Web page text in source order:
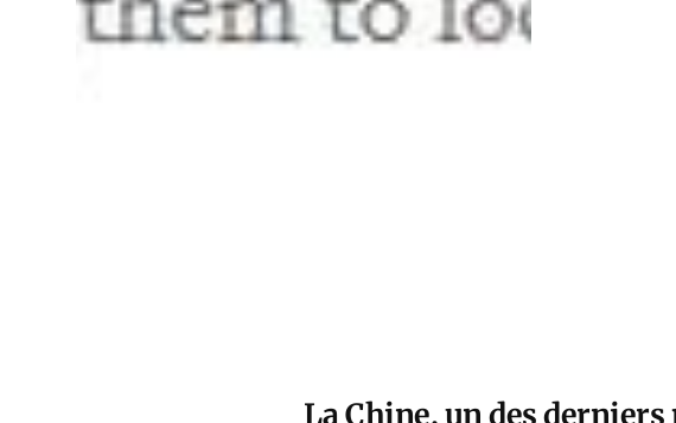
La Chine, un des